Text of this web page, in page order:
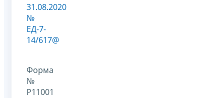
31.08.2020
№
ЕД-7-
14/617@
Форма
№
Р11001